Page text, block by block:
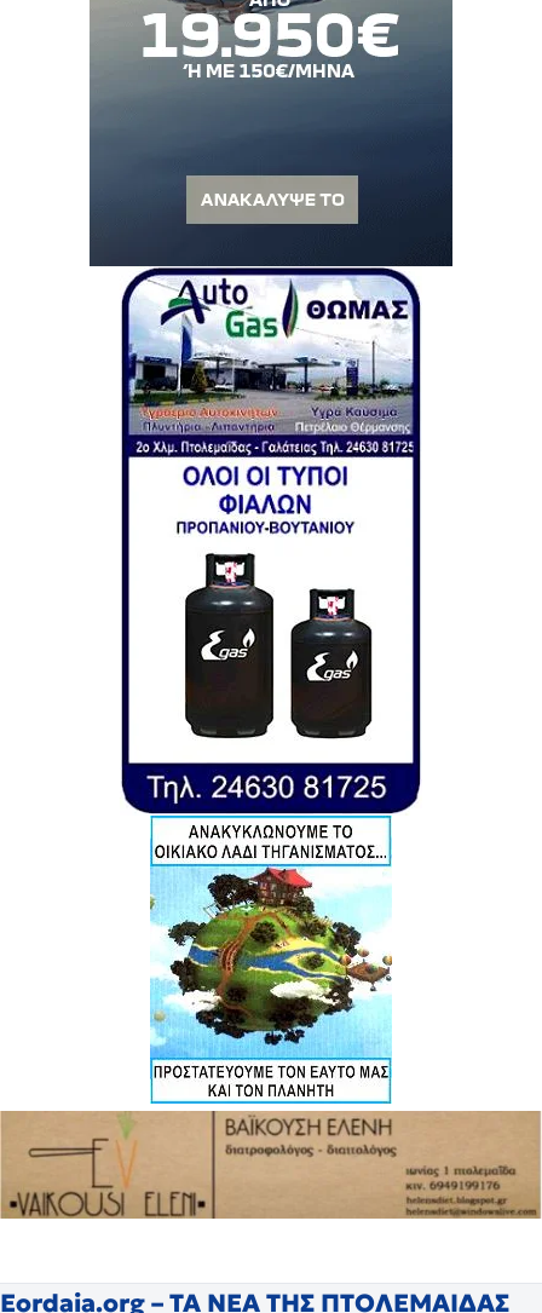
Eordaia.org – ΤΑ ΝΕΑ ΤΗΣ ΠΤΟΛΕΜΑΙΔΑΣ